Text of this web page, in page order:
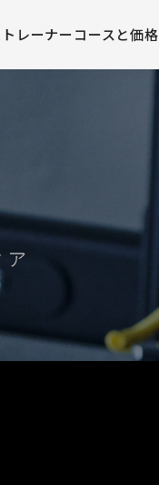
トレーナー コースと価格
ア